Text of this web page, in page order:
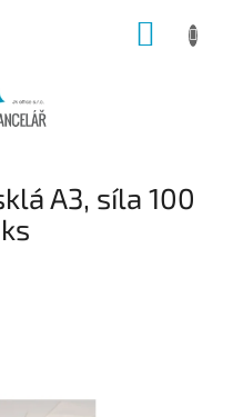
A3, síla 100